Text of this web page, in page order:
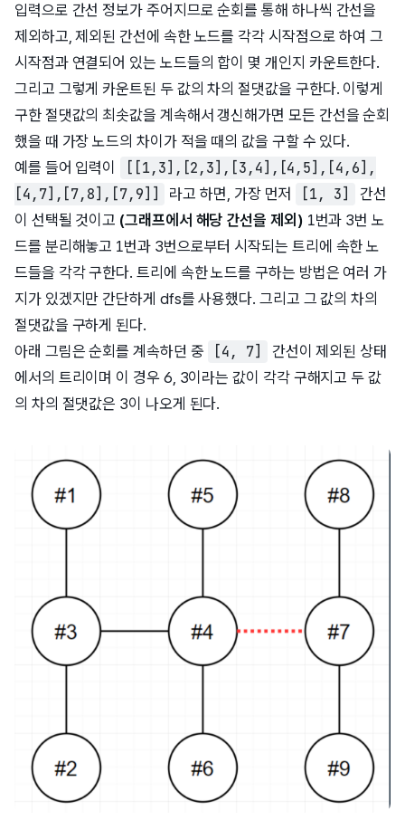
입력으로 간선 정보가 주어지므로 순회를 통해 하나씩 간선을
제외하고, 제외된 간선에 속한 노드를 각각 시작점으로 하여 그
시작점과 연결되어 있는 노드들의 합이 몇 개인지 카운트한다.
그리고 그렇게 카운트된 두 값의 차의 절댓값을 구한다. 이렇게
구한 절댓값의 최솟값을 계속해서 갱신해가면 모든 간선을 순회
했을 때 가장 노드의 차이가 적을 때의 값을 구할 수 있다.
예를 들어 입력이
[[1,3],[2,3],[3,4],[4,5],[4,6],
[4,7],[7,8],[7,9]]
라고 하면, 가장 먼저 [1, 3]
간선
이 선택될 것이고 (그래프에서 해당 간선을 제외) 1번과 3번 노
드를 분리해놓고 1번과 3번으로부터 시작되는 트리에 속한 노
드들을 각각 구한다. 트리에 속한 노드를 구하는 방법은 여러 가
지가 있겠지만 간단하게 dfs를 사용했다. 그리고 그 값의 차의
절댓값을 구하게 된다.
아래 그림은 순회를 계속하던 중
[4, 7]
간선이 제외된 상태
에서의 트리이며 이 경우 6, 3이라는 값이 각각 구해지고 두 값
의 차의 절댓값은 3이 나오게 된다.